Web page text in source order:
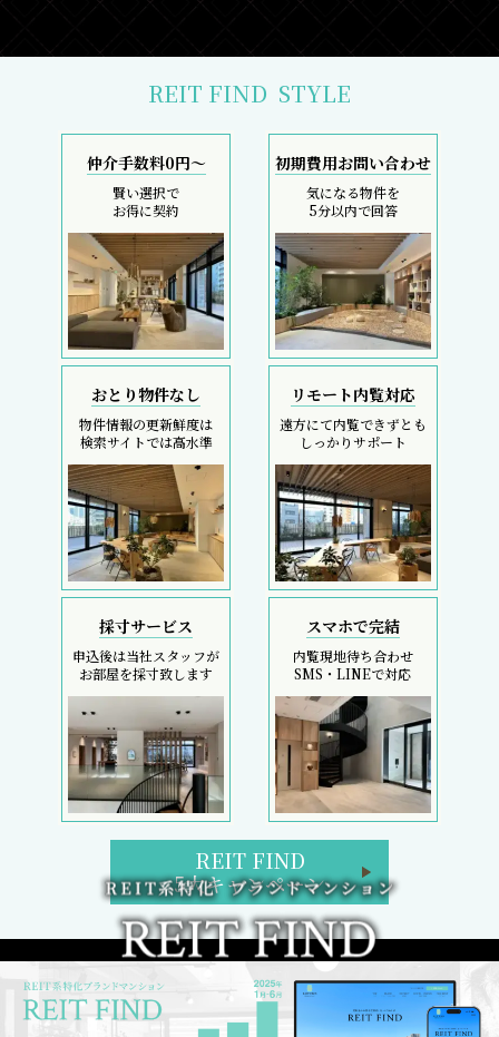
REIT FIND STYLE
仲介手数料0円～
賢い選択で
お得に契約
初期費用お問い合わせ
気になる物件を
5分以内で回答
おとり物件なし
物件情報の更新鮮度は
検索サイトでは高水準
リモート内覧対応
遠方にて内覧できずとも
しっかりサポート
採寸サービス
申込後は当社スタッフが
お部屋を採寸致します
スマホで完結
内覧現地待ち合わせ
SMS・LINEで対応
REIT FIND
5大キャンペーン